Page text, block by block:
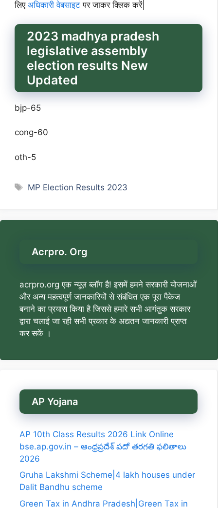
लिए अधिकारी वेबसाइट पर जाकर क्लिक करें|
2023 madhya pradesh
legislative assembly
election results New
Updated
bjp-65
cong-60
oth-5
Tags
MP Election Results 2023
Acrpro. Org
acrpro.org एक न्यूज़ ब्लॉग है! इसमें हमने सरकारी योजनाओं
और अन्य महत्वपूर्ण जानकारियों से संबंधित एक पूरा पैकेज
बनाने का प्रयास किया है जिससे हमारे सभी आगंतुक सरकार
द्वारा चलाई जा रही सभी प्रकार के अद्यतन जानकारी प्राप्त
कर सकें ।
AP Yojana
AP 10th Class Results 2026 Link Online
bse.ap.gov.in – ఆంధ్రప్రదేశ్ పదో తరగతి ఫలితాలు
2026
Gruha Lakshmi Scheme|4 lakh houses under
Dalit Bandhu scheme
Green Tax in Andhra Pradesh|Green Tax in